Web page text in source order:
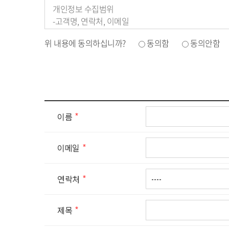
개인정보 수집범위
-고객명, 연락처, 이메일
개인정보 수집 및 이용목적
위 내용에 동의하십니까? 동의함 동의안함
이름
이메일
연락처
제목